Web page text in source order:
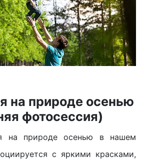
на природе осенью
фотосессия)
на природе осенью в нашем
с яркими красками,